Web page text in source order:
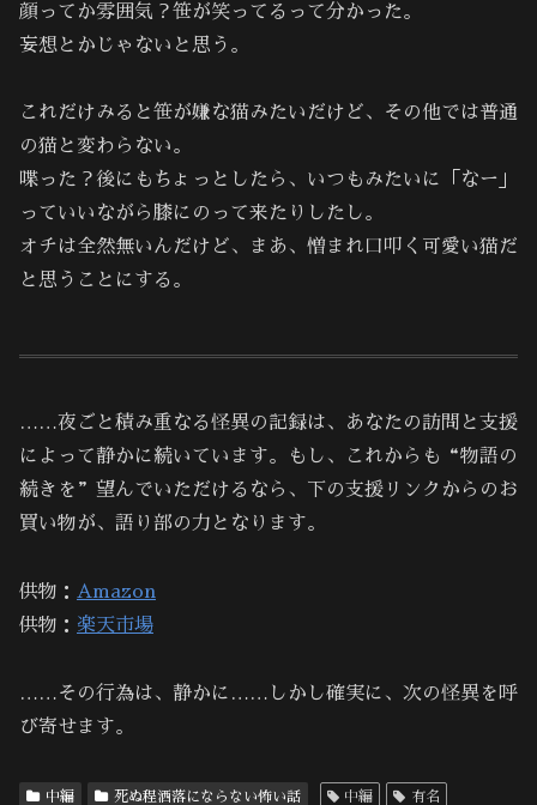
顔ってか雰囲気？笹が笑ってるって分かった。
妄想とかじゃないと思う。
これだけみると笹が嫌な猫みたいだけど、その他では普通
の猫と変わらない。
喋った？後にもちょっとしたら、いつもみたいに「なー」
っていいながら膝にのって来たりしたし。
オチは全然無いんだけど、まあ、憎まれ口叩く可愛い猫だ
と思うことにする。
……夜ごと積み重なる怪異の記録は、あなたの訪問と支援
によって静かに続いています。もし、これからも“物語の
続きを”望んでいただけるなら、下の支援リンクからのお
買い物が、語り部の力となります。
供物： Amazon
供物： 楽天市場
……その行為は、静かに……しかし確実に、次の怪異を呼
び寄せます。
中編 死ぬ程洒落にならない怖い話 中編 有名